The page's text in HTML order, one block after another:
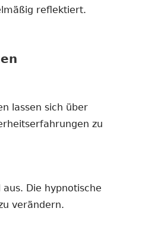
reflektiert.
lassen sich über
zu
Die hypnotische
verändern.